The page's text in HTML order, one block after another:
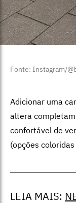
Fonte: Instagram/
Adicionar uma
altera
confortável de
(opções
LEIA MAIS: